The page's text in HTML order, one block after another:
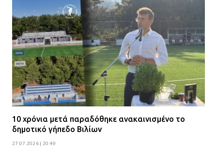
10 χρόνια μετά παραδόθηκε ανακαινισμένο το
δημοτικό γήπεδο Βιλίων
27.07.2026 | 20:49